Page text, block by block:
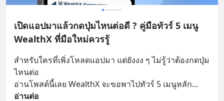
เปิดแอปมาแล้วกดปุ่มไหนต่อดี ? คู่มือทัวร์ 5 เมนู
WealthX ที่มือใหม่ควรรู้
สำหรับใครที่เพิ่งโหลดแอปมา แต่ยังงง ๆ ไม่รู้ว่าต้องกดปุ่ม
ไหนต่อ
อ่านโพสต์นี้เลย WealthX จะขอพาไปทัวร์ 5 เมนูหลัก
อ่านต่อ